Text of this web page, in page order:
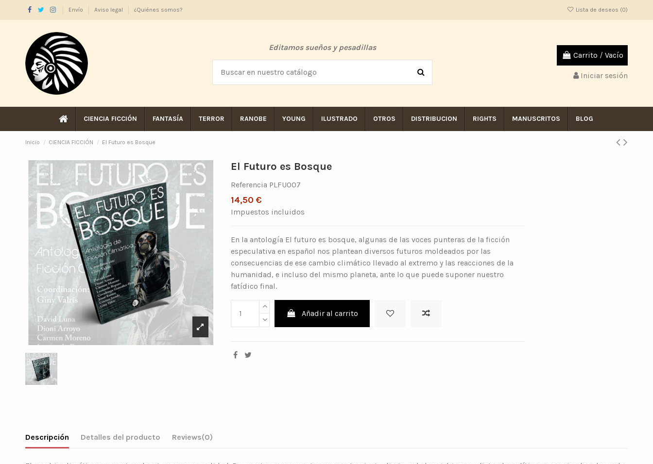
Envío Aviso legal ¿Quiénes somos? Lista de deseos (0)
Editamos sueños y pesadillas
Carrito / Vacío
Iniciar sesión
CIENCIA FICCIÓN FANTASÍA TERROR RANOBE YOUNG ILUSTRADO OTROS DISTRIBUCION RIGHTS MANUSCRITOS BLOG
Inicio CIENCIA FICCIÓN El Futuro es Bosque
El Futuro es Bosque
Referencia PLFU007
14,50 €
Impuestos incluidos
En la antología El futuro es bosque, algunas de las voces punteras de la ficción
especulativa en español nos plantean diversos futuros moldeados por las
consecuencias de ese cambio climático llevado al extremo y las reacciones de la
humanidad, e incluso del mismo planeta, ante lo que puede suponer nuestro
fatídico final.
Añadir al carrito
Descripción Detalles del producto Reviews(0)